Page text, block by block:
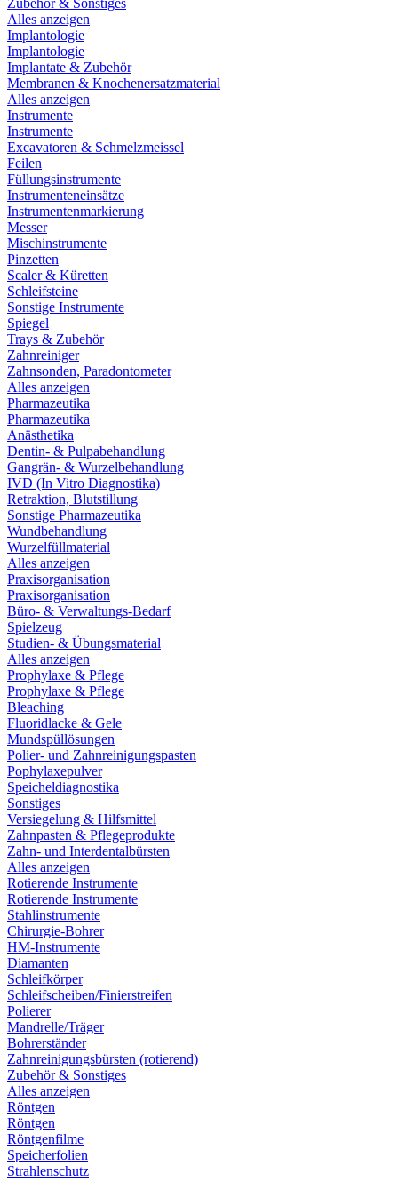
Zubehör & Sonstiges
Alles anzeigen
Implantologie
Implantologie
Implantate & Zubehör
Membranen & Knochenersatzmaterial
Alles anzeigen
Instrumente
Instrumente
Excavatoren & Schmelzmeissel
Feilen
Füllungsinstrumente
Instrumenteneinsätze
Instrumentenmarkierung
Messer
Mischinstrumente
Pinzetten
Scaler & Küretten
Schleifsteine
Sonstige Instrumente
Spiegel
Trays & Zubehör
Zahnreiniger
Zahnsonden, Paradontometer
Alles anzeigen
Pharmazeutika
Pharmazeutika
Anästhetika
Dentin- & Pulpabehandlung
Gangrän- & Wurzelbehandlung
IVD (In Vitro Diagnostika)
Retraktion, Blutstillung
Sonstige Pharmazeutika
Wundbehandlung
Wurzelfüllmaterial
Alles anzeigen
Praxisorganisation
Praxisorganisation
Büro- & Verwaltungs-Bedarf
Spielzeug
Studien- & Übungsmaterial
Alles anzeigen
Prophylaxe & Pflege
Prophylaxe & Pflege
Bleaching
Fluoridlacke & Gele
Mundspüllösungen
Polier- und Zahnreinigungspasten
Pophylaxepulver
Speicheldiagnostika
Sonstiges
Versiegelung & Hilfsmittel
Zahnpasten & Pflegeprodukte
Zahn- und Interdentalbürsten
Alles anzeigen
Rotierende Instrumente
Rotierende Instrumente
Stahlinstrumente
Chirurgie-Bohrer
HM-Instrumente
Diamanten
Schleifkörper
Schleifscheiben/Finierstreifen
Polierer
Mandrelle/Träger
Bohrerständer
Zahnreinigungsbürsten (rotierend)
Zubehör & Sonstiges
Alles anzeigen
Röntgen
Röntgen
Röntgenfilme
Speicherfolien
Strahlenschutz